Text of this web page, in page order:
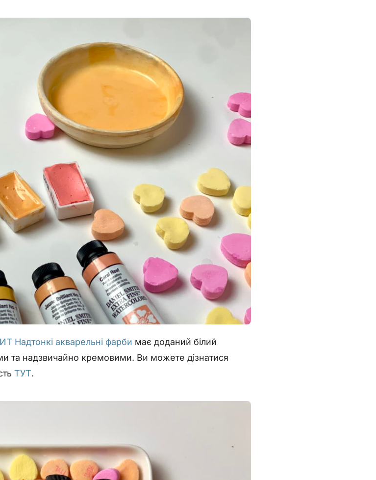
Надтонкі акварельні фарби має доданий білий
та надзвичайно кремовими. Ви можете дізнатися
ТУТ.